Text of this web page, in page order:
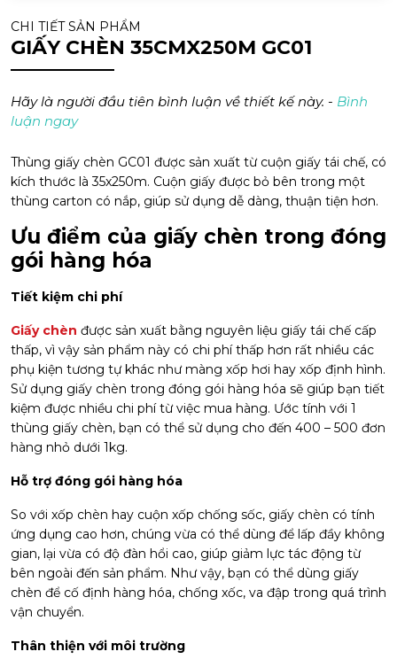
CHI TIẾT SẢN PHẨM
GIẤY CHÈN 35CMX250M GC01
Hãy là người đầu tiên bình luận về thiết kế này. - Bình
luận ngay
Thùng giấy chèn GC01 được sản xuất từ cuộn giấy tái chế, có
kích thước là 35x250m. Cuộn giấy được bỏ bên trong một
thùng carton có nắp, giúp sử dụng dễ dàng, thuận tiện hơn.
Ưu điểm của giấy chèn trong đóng
gói hàng hóa
Tiết kiệm chi phí
Giấy chèn được sản xuất bằng nguyên liệu giấy tái chế cấp
thấp, vì vậy sản phẩm này có chi phí thấp hơn rất nhiều các
phụ kiện tương tự khác như màng xốp hơi hay xốp định hình.
Sử dụng giấy chèn trong đóng gói hàng hóa sẽ giúp bạn tiết
kiệm được nhiều chi phí từ việc mua hàng. Ước tính với 1
thùng giấy chèn, bạn có thể sử dụng cho đến 400 – 500 đơn
hàng nhỏ dưới 1kg.
Hỗ trợ đóng gói hàng hóa
So với xốp chèn hay cuộn xốp chống sốc, giấy chèn có tính
ứng dụng cao hơn, chúng vừa có thể dùng để lấp đầy không
gian, lại vừa có độ đàn hổi cao, giúp giảm lực tác động từ
bên ngoài đến sản phẩm. Như vậy, bạn có thể dùng giấy
chèn để cố định hàng hóa, chống xốc, va đập trong quá trình
vận chuyển.
Thân thiện với môi trường